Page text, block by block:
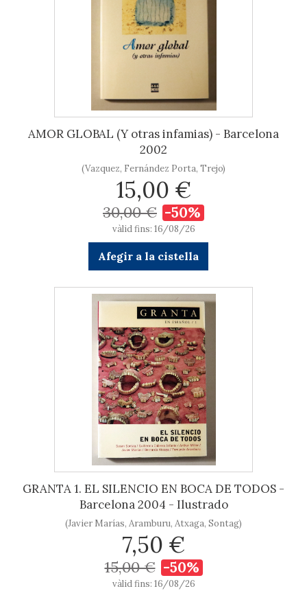
AMOR GLOBAL (Y otras infamias) - Barcelona
2002
(Vazquez, Fernández Porta, Trejo)
15,00 €
30,00 € -50%
vàlid fins: 16/08/26
Afegir a la cistella
GRANTA 1. EL SILENCIO EN BOCA DE TODOS -
Barcelona 2004 - Ilustrado
(Javier Marías, Aramburu, Atxaga, Sontag)
7,50 €
15,00 € -50%
vàlid fins: 16/08/26